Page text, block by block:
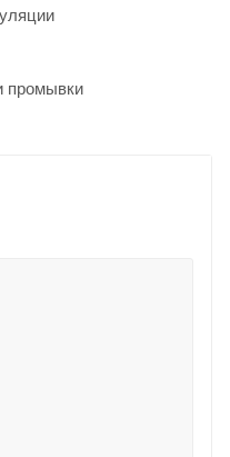
промывки